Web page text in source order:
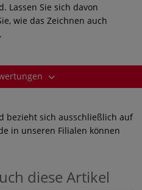
Lassen Sie sich davon
wie das Zeichnen auch
bezieht sich ausschließlich auf
in unseren Filialen können
diese Artikel